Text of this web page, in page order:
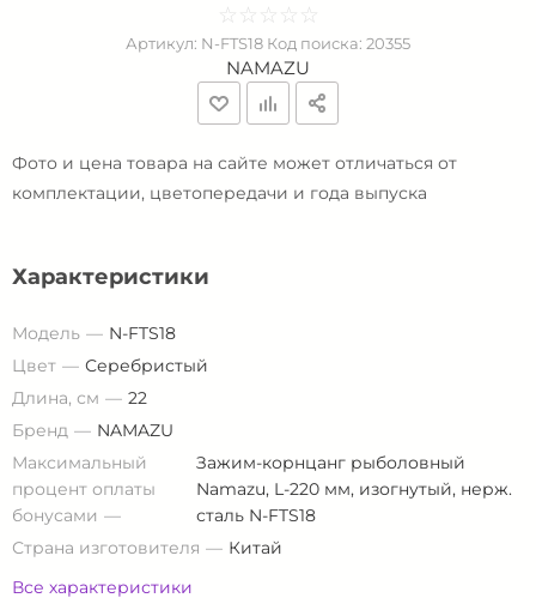
☆ ☆ ☆ ☆ ☆
★ ★ ★ ★ ★
Артикул: N-FTS18 Код поиска: 20355
NAMAZU
Фото и цена товара на сайте может отличаться от
комплектации, цветопередачи и года выпуска
Характеристики
Модель
N-FTS18
Цвет
Серебристый
Длина, см
22
Бренд
NAMAZU
Максимальный
процент оплаты
бонусами
Зажим-корнцанг рыболовный
Namazu, L-220 мм, изогнутый, нерж.
сталь N-FTS18
Страна изготовителя
Китай
Все характеристики